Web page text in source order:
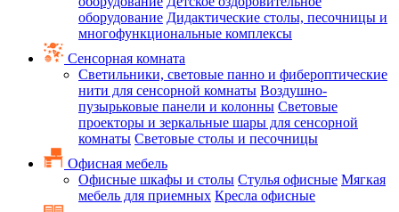
оборудование Дидактические столы, песочницы и
многофункциональные комплексы
Сенсорная комната
Светильники, световые панно и фибероптические
нити для сенсорной комнаты Воздушно-
пузырьковые панели и колонны Световые
проекторы и зеркальные шары для сенсорной
комнаты Световые столы и песочницы
Офисная мебель
Офисные шкафы и столы Стулья офисные Мягкая
мебель для приемных Кресла офисные